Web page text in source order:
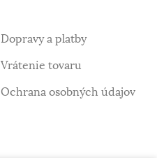
Dopravy a platby
Vrátenie tovaru
Ochrana osobných údajov